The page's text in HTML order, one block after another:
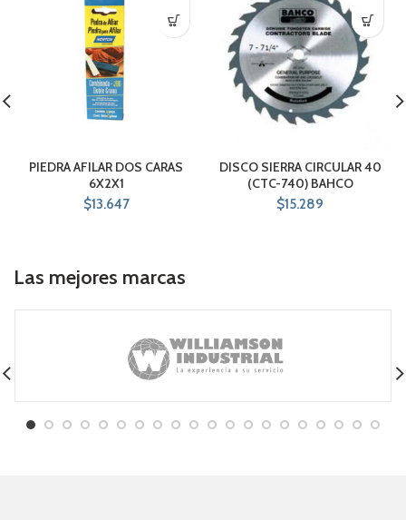
PIEDRA AFILAR DOS CARAS
6X2X1
$13.647
DISCO SIERRA CIRCULAR 40
(CTC-740) BAHCO
$15.289
Las mejores marcas